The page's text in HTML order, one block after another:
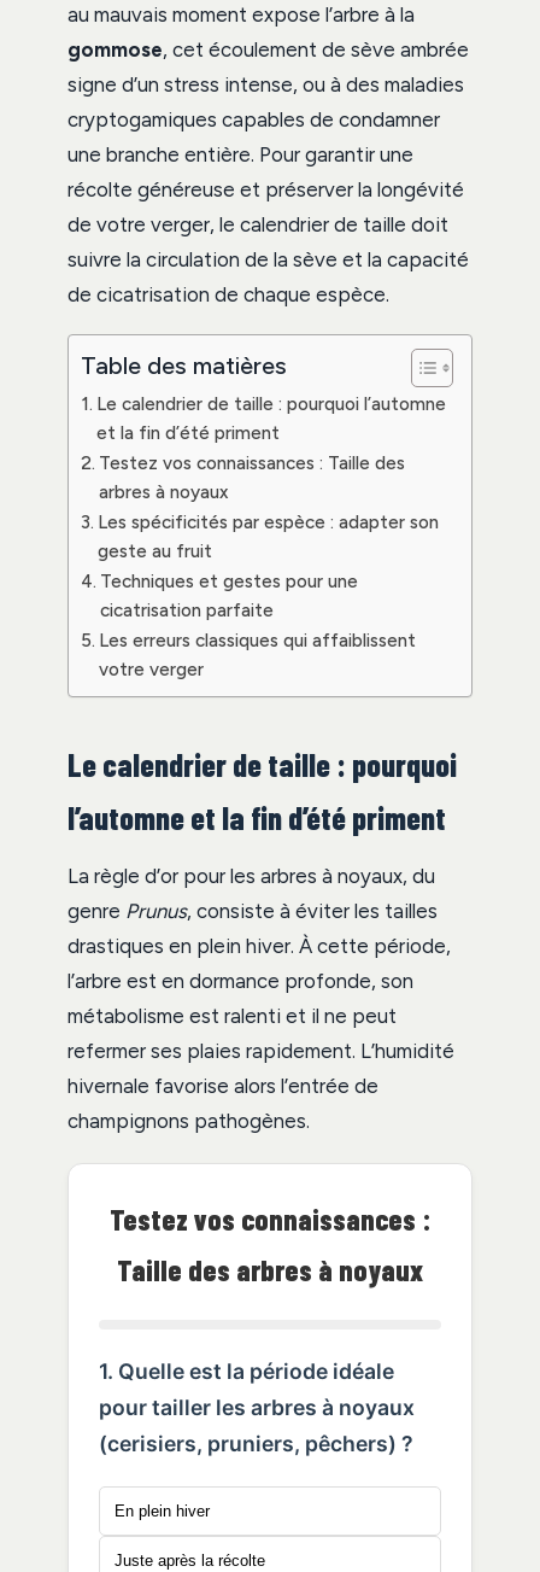
au mauvais moment expose l’arbre à la
gommose, cet écoulement de sève ambrée
signe d’un stress intense, ou à des maladies
cryptogamiques capables de condamner
une branche entière. Pour garantir une
récolte généreuse et préserver la longévité
de votre verger, le calendrier de taille doit
suivre la circulation de la sève et la capacité
de cicatrisation de chaque espèce.
Table des matières
Le calendrier de taille : pourquoi l’automne
et la fin d’été priment
Testez vos connaissances : Taille des
arbres à noyaux
Les spécificités par espèce : adapter son
geste au fruit
Techniques et gestes pour une
cicatrisation parfaite
Les erreurs classiques qui affaiblissent
votre verger
Le calendrier de taille : pourquoi
l’automne et la fin d’été priment
La règle d’or pour les arbres à noyaux, du
genre Prunus, consiste à éviter les tailles
drastiques en plein hiver. À cette période,
l’arbre est en dormance profonde, son
métabolisme est ralenti et il ne peut
refermer ses plaies rapidement. L’humidité
hivernale favorise alors l’entrée de
champignons pathogènes.
Testez vos connaissances :
Taille des arbres à noyaux
1. Quelle est la période idéale
pour tailler les arbres à noyaux
(cerisiers, pruniers, pêchers) ?
En plein hiver
Juste après la récolte